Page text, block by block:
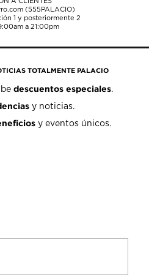
(555PALACIO)
1 y posteriormente 2
a 21:00pm
TOTALMENTE PALACIO
descuentos especiales.
y noticias.
y eventos únicos.